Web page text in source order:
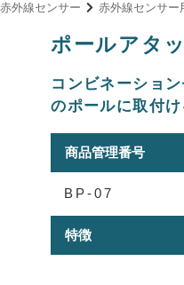
赤外線センサー 赤外線センサー
ポールアタ
コンビネーショ
のポールに取付
商品管理番号
BP-07
特徴